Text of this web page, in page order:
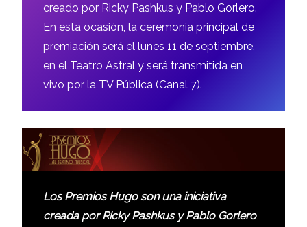
creado por Ricky Pashkus y Pablo Gorlero.
En esta ocasión, la ceremonia principal de
premiación será el lunes 11 de septiembre,
en el Teatro Astral y será transmitida en
vivo por la TV Pública (Canal 7).
Los Premios Hugo son una iniciativa
creada por Ricky Pashkus y Pablo Gorlero